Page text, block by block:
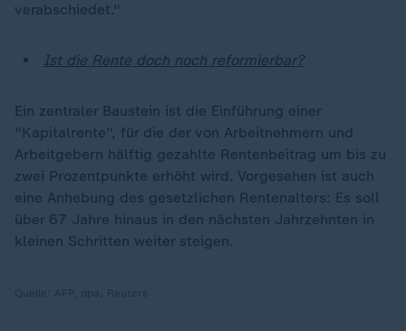
verabschiedet."
Ist die Rente doch noch reformierbar?
Ein zentraler Baustein ist die Einführung einer
"Kapitalrente", für die der von Arbeitnehmern und
Arbeitgebern hälftig gezahlte Rentenbeitrag um bis zu
zwei Prozentpunkte erhöht wird. Vorgesehen ist auch
eine Anhebung des gesetzlichen Rentenalters: Es soll
über 67 Jahre hinaus in den nächsten Jahrzehnten in
kleinen Schritten weiter steigen.